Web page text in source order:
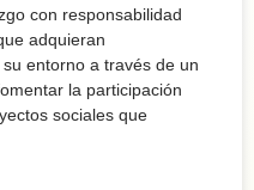
con responsabilidad
adquieran
entorno a través de un
la participación
sociales que